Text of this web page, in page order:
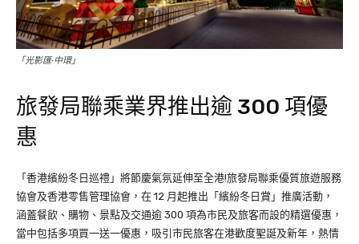
「光影匯·中環」
旅發局聯乘業界推出逾 300 項優
惠
「香港繽紛冬日巡禮」將節慶氣氛延伸至全港!旅發局聯乘優質旅遊服務
協會及香港零售管理協會，在 12 月起推出「繽紛冬日賞」推廣活動，
涵蓋餐飲、購物、景點及交通逾 300 項為市民及旅客而設的精選優惠，
當中包括多項買一送一優惠，吸引市民旅客在港歡度聖誕及新年，熱情